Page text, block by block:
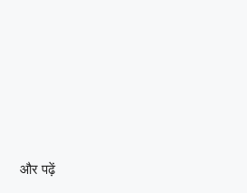
और पढ़ें